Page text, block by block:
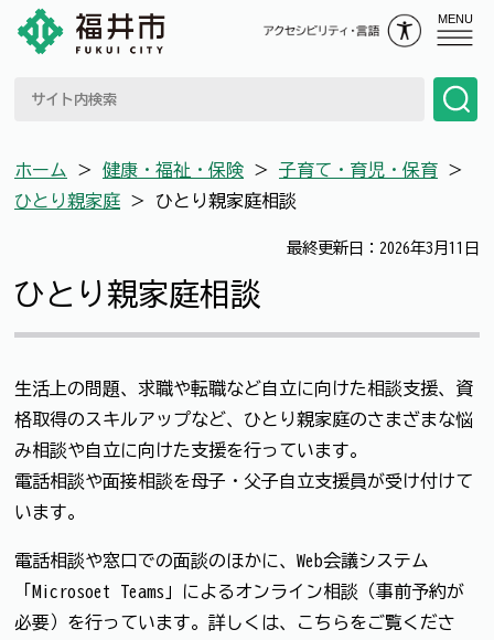
MENU
ホーム ＞ 健康・福祉・保険 ＞ 子育て・育児・保育 ＞
ひとり親家庭 ＞ ひとり親家庭相談
最終更新日：2026年3月11日
ひとり親家庭相談
生活上の問題、求職や転職など自立に向けた相談支援、資
格取得のスキルアップなど、ひとり親家庭のさまざまな悩
み相談や自立に向けた支援を行っています。
電話相談や面接相談を母子・父子自立支援員が受け付けて
います。
電話相談や窓口での面談のほかに、Web会議システム
「Microsoet Teams」によるオンライン相談（事前予約が
必要）を行っています。詳しくは、こちらをご覧くださ